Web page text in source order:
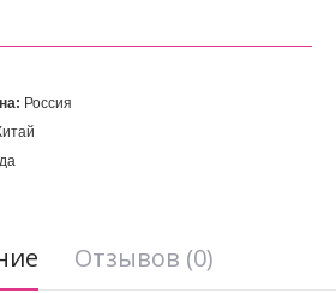
да
Отзывов (0)